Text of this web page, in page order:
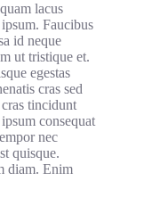
lacus
Faucibus
id neque
ut tristique et.
egestas
cras sed
tincidunt
consequat
nec
quisque.
diam. Enim